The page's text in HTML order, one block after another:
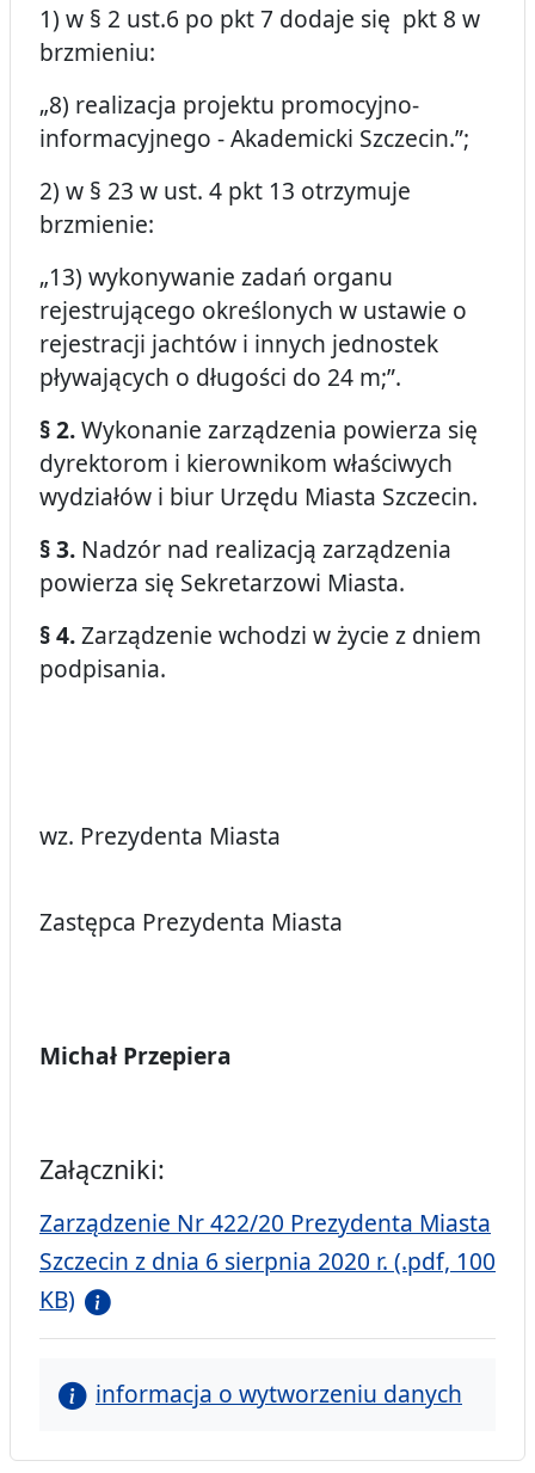
1) w § 2 ust.6 po pkt 7 dodaje się pkt 8 w
brzmieniu:
„8) realizacja projektu promocyjno-
informacyjnego - Akademicki Szczecin.”;
2) w § 23 w ust. 4 pkt 13 otrzymuje
brzmienie:
„13) wykonywanie zadań organu
rejestrującego określonych w ustawie o
rejestracji jachtów i innych jednostek
pływających o długości do 24 m;”.
§ 2.Wykonanie zarządzenia powierza się
dyrektorom i kierownikom właściwych
wydziałów i biur Urzędu Miasta Szczecin.
§ 3. Nadzór nad realizacją zarządzenia
powierza się Sekretarzowi Miasta.
§ 4.Zarządzenie wchodzi w życie z dniem
podpisania.
wz. Prezydenta Miasta
Zastępca Prezydenta Miasta
Michał Przepiera
Załączniki:
Zarządzenie Nr 422/20 Prezydenta Miasta
Szczecin z dnia 6 sierpnia 2020 r. (.pdf, 100
KB)
informacja o wytworzeniu danych